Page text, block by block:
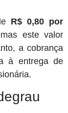
R$ 0,80 por
este valor
a cobrança
à entrega de